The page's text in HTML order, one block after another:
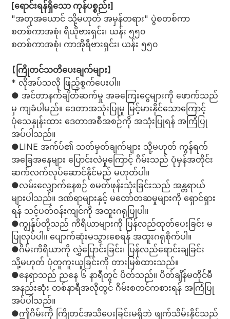
[ရောင်းရန်ရှိသော ကုန်ပစ္စည်း]
"အတုအယောင် သို့မဟုတ် အမှန်တရား" ပွဲစတစ်ကာ
စတစ်ကာအစုံ၊ ရီယိုဗားရှင်း၊ ယန်း ၅၅၀
စတစ်ကာအစုံ၊ ကာအိုရီဗားရှင်း၊ ယန်း ၅၅၀
【ကြိုတင်သတိပေးချက်များ】
* လိုအပ်သလို ဖြည့်စွက်ပေးပါ။
● အင်တာနက်ချိတ်ဆက်မှု အခကြေးငွေများကို ဖောက်သည်
မှ ကျခံပါမည်။ ဒေတာအသုံးပြုမှု မြင့်မားနိုင်သောကြောင့်
ပုံသေနှုန်းထား ဒေတာအစီအစဉ်ကို အသုံးပြုရန် အကြံပြု
အပ်ပါသည်။
●LINE အက်ပ်၏ သတ်မှတ်ချက်များ သို့မဟုတ် ကွန်ရက်
အခြေအနေများ ပြောင်းလဲမှုကြောင့် ဂိမ်းသည် ပုံမှန်အတိုင်း
ဆက်လက်လုပ်ဆောင်နိုင်မည် မဟုတ်ပါ။
●လမ်းလျှောက်နေစဉ် စမတ်ဖုန်းသုံးခြင်းသည် အန္တရာယ်
များပါသည်။ ဒဏ်ရာများနှင့် မတော်တဆမှုများကို ရှောင်ရှား
ရန် သင့်ပတ်ဝန်းကျင်ကို အထူးဂရုပြုပါ။
●ကျွန်ုပ်တို့သည် ကိရိယာများကို ပြန်လည်ထုတ်ပေးခြင်း မ
ပြုလုပ်ပါ။ ပျောက်ဆုံးမသွားစေရန် အထူးဂရုစိုက်ပါ။
●ဂိမ်းကိရိယာကို လွှဲပြောင်းခြင်း၊ ပြန်လည်ရောင်းချခြင်း
သို့မဟုတ် ပုံတူကူးယူခြင်းကို တားမြစ်ထားသည်။
●နေရာသည် ညနေ ၆ နာရီတွင် ပိတ်သည်။ ပိတ်ချိန်မတိုင်မီ
အနည်းဆုံး တစ်နာရီအလိုတွင် ဂိမ်းစတင်ကစားရန် အကြံပြု
အပ်ပါသည်။
●ဤဂိမ်းကို ကြိုတင်အသိပေးခြင်းမရှိဘဲ ဖျက်သိမ်းနိုင်သည်